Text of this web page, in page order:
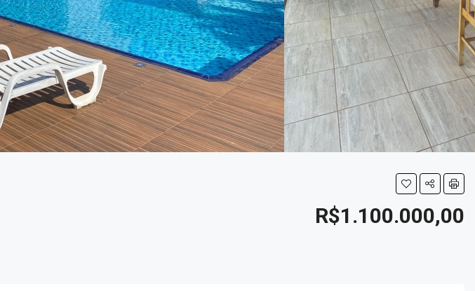
R$1.100.000,00